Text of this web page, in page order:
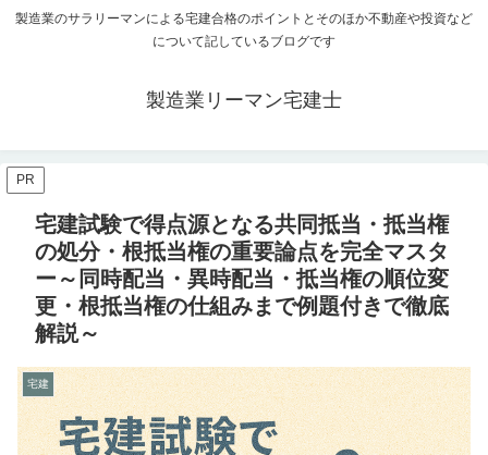
製造業のサラリーマンによる宅建合格のポイントとそのほか不動産や投資など
について記しているブログです
製造業リーマン宅建士
PR
宅建試験で得点源となる共同抵当・抵当権
の処分・根抵当権の重要論点を完全マスタ
ー～同時配当・異時配当・抵当権の順位変
更・根抵当権の仕組みまで例題付きで徹底
解説～
宅建